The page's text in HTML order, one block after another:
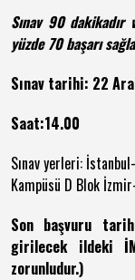
Sınav 90 dakikadır
yüzde 70 başarı
Sınav tarihi: 22
Saat:14.00
Sınav yerleri:
Kampüsü D Blok
Son başvuru
girilecek ildeki
zorunludur.)